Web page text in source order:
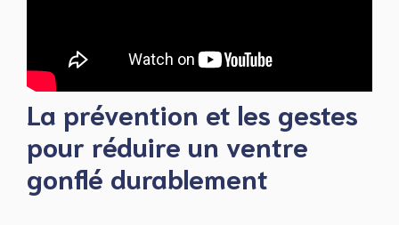
La prévention et les gestes
pour réduire un ventre
gonflé durablement